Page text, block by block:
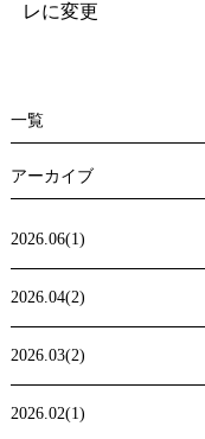
レに変更
一覧
アーカイブ
2026.06(1)
2026.04(2)
2026.03(2)
2026.02(1)